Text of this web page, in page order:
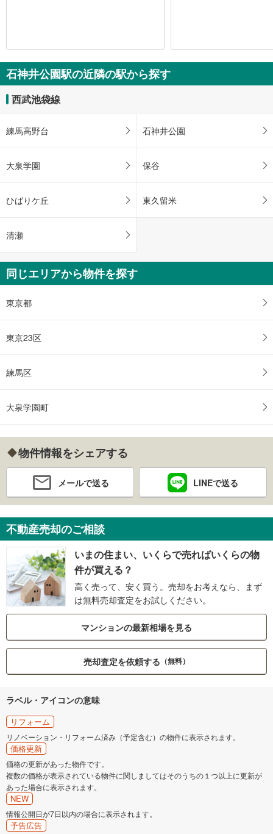
石神井公園駅の近隣の駅から探す
西武池袋線
練馬高野台 石神井公園
大泉学園 保谷
ひばりケ丘 東久留米
清瀬
同じエリアから物件を探す
東京都
東京23区
練馬区
大泉学園町
物件情報をシェアする
メールで送る LINEで送る
不動産売却のご相談
いまの住まい、いくらで売ればいくらの物
件が買える？
高く売って、安く買う。売却をお考えなら、まず
は無料売却査定をお試しください。
マンションの最新相場を見る
売却査定を依頼する （無料）
ラベル・アイコンの意味
リフォーム
リノベーション・リフォーム済み（予定含む）の物件に表示されます。
価格更新
価格の更新があった物件です。
複数の価格が表示されている物件に関しましてはそのうちの１つ以上に更新が
あった場合に表示されます。
NEW
情報公開日が7日以内の場合に表示されます。
予告広告